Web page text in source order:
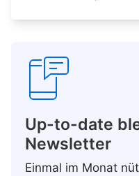
Up-to-date
Newsletter
Einmal im Monat